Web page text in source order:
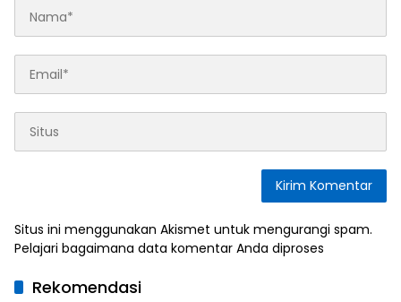
Situs ini menggunakan Akismet untuk mengurangi spam.
Pelajari bagaimana data komentar Anda diproses
Rekomendasi